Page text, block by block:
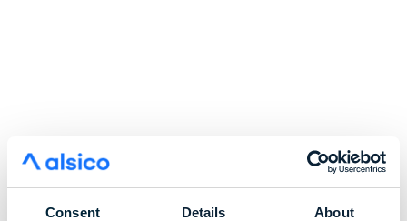
Consent Details About